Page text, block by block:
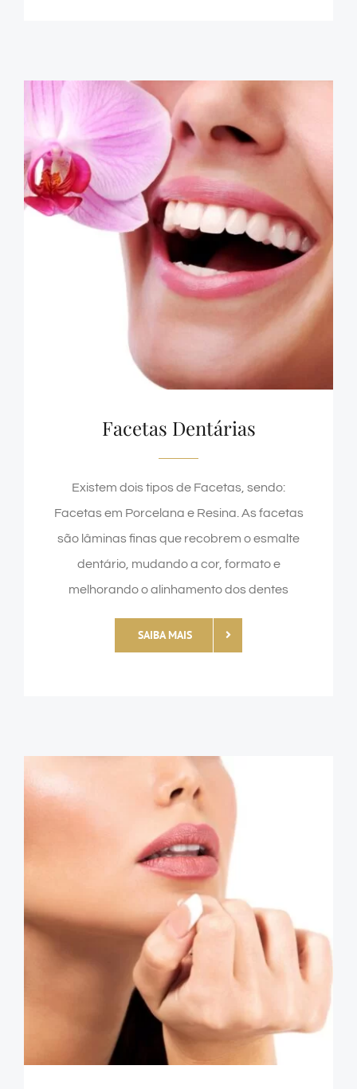
Facetas Dentárias
Existem dois tipos de Facetas, sendo:
Facetas em Porcelana e Resina. As facetas
são lâminas finas que recobrem o esmalte
dentário, mudando a cor, formato e
melhorando o alinhamento dos dentes
SAIBA MAIS